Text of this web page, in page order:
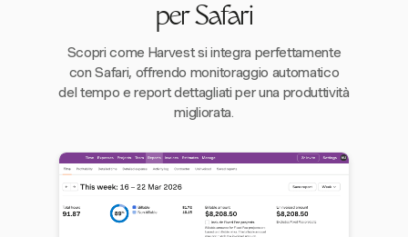
per Safari
Scopri come Harvest si integra perfettamente
con Safari, offrendo monitoraggio automatico
del tempo e report dettagliati per una produttività
migliorata.